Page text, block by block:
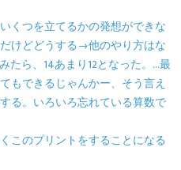
くつを立てるかの発想ができな
けどどうする→他のやり方はな
たら、14あまり12となった。…最
もできるじゃんかー、そう言え
る。いろいろ忘れている算数で
このプリントをすることになる